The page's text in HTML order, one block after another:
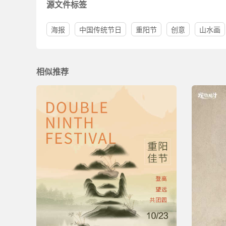
源文件标签
海报 中国传统节日 重阳节 创意 山水画
相似推荐